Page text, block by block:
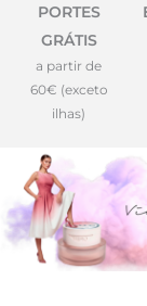
PORTES
GRÁTIS
a partir de
60€ (exceto
ilhas)